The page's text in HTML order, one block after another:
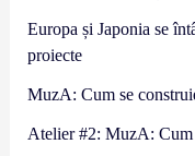
Europa și Japonia se
proiecte
MuzA: Cum se
Atelier #2: MuzA: Cum